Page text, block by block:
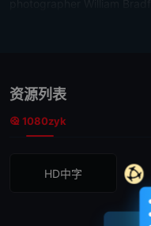
资源列表
1080zyk
HD中字